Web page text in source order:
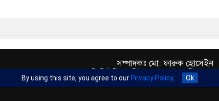
সম্পাদকঃ মো: ফারুক হোসেইন
এক্সিকিউটিভ এডিটরঃ ড. আব্দুর রহিম খান
প্রকাশকঃ মো: মতিউর রহমান
By using this site, you agree to our Privacy Policy. Ok